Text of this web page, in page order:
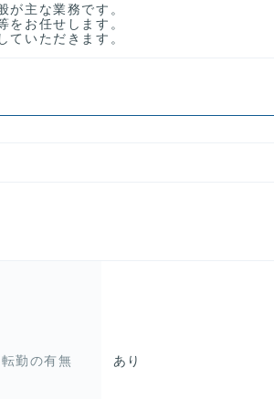
が主な業務です。
をお任せします。
ていただきます。
転勤の有無 あり